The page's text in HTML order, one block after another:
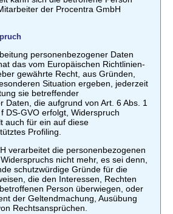
der Procentra GmbH
personenbezogener Daten
das vom Europäischen Richtlinien-
gewährte Recht, aus Gründen,
Situation ergeben, jederzeit
sie betreffender
Daten, die aufgrund von Art. 6 Abs. 1
DS-GVO erfolgt, Widerspruch
auch für ein auf diese
Profiling.
verarbeitet die personenbezogenen
nicht mehr, es sei denn,
schutzwürdige Gründe für die
die den Interessen, Rechten
Person überwiegen, oder
der Geltendmachung, Ausübung
Rechtsansprüchen.